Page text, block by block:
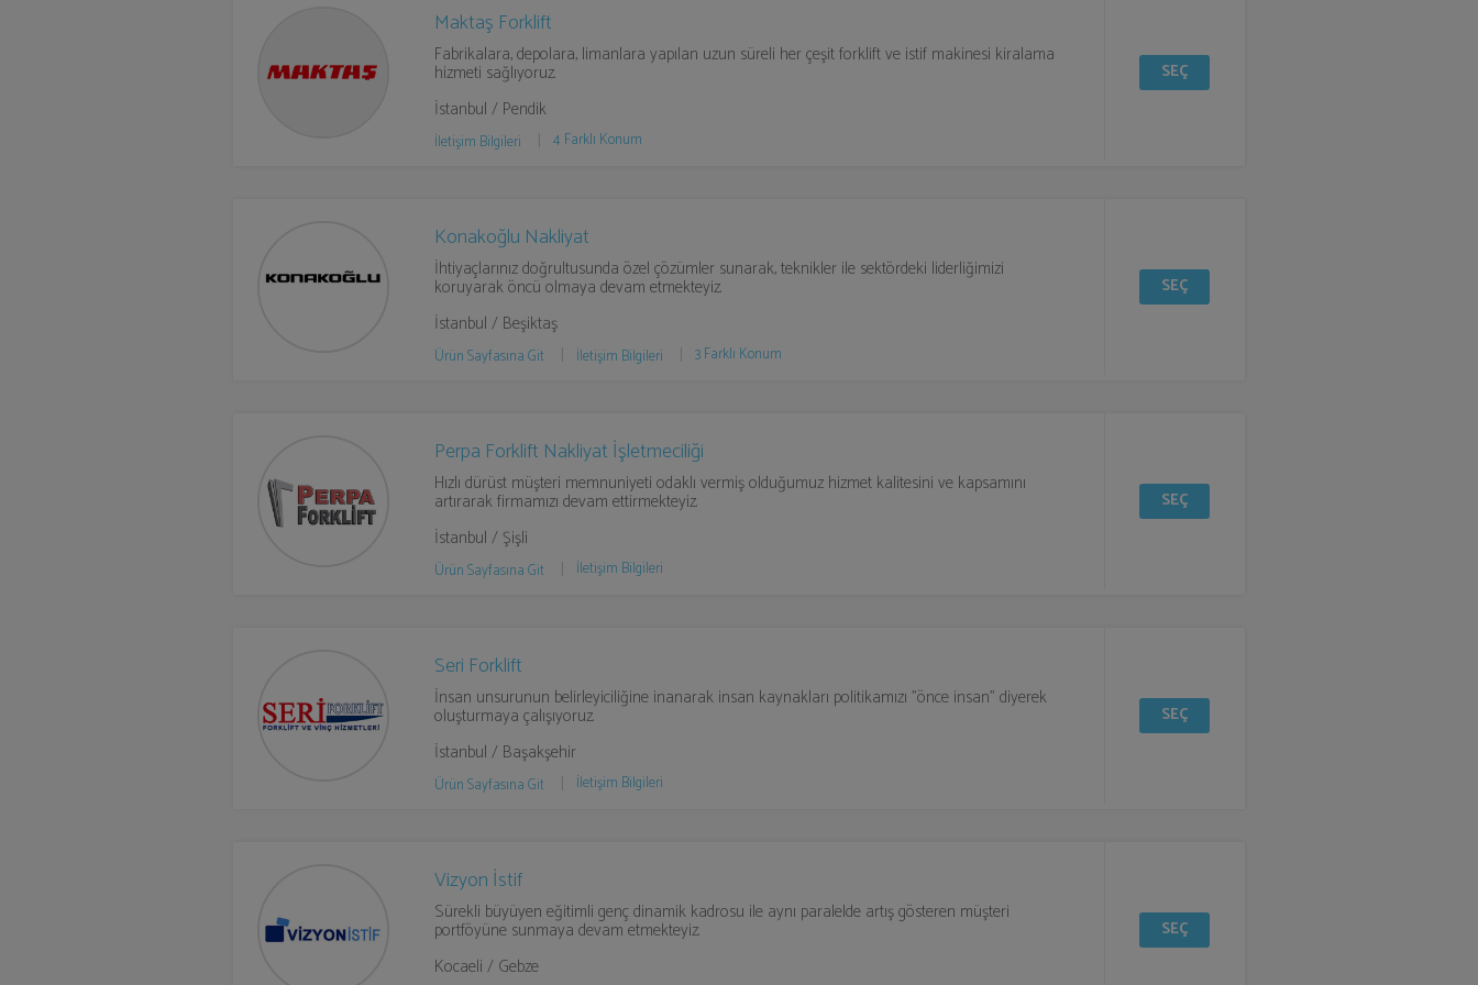
Maktaş Forklift
Fabrikalara, depolara, limanlara yapılan uzun süreli her çeşit forklift ve istif makinesi kiralama
hizmeti sağlıyoruz.
İstanbul / Pendik
İletişim Bilgileri 4 Farklı Konum
SEÇ
Konakoğlu Nakliyat
İhtiyaçlarınız doğrultusunda özel çözümler sunarak, teknikler ile sektördeki liderliğimizi
koruyarak öncü olmaya devam etmekteyiz.
İstanbul / Beşiktaş
Ürün Sayfasına Git İletişim Bilgileri 3 Farklı Konum
SEÇ
Perpa Forklift Nakliyat İşletmeciliği
Hızlı dürüst müşteri memnuniyeti odaklı vermiş olduğumuz hizmet kalitesini ve kapsamını
artırarak firmamızı devam ettirmekteyiz.
İstanbul / Şişli
Ürün Sayfasına Git İletişim Bilgileri
SEÇ
Seri Forklift
İnsan unsurunun belirleyiciliğine inanarak insan kaynakları politikamızı "önce insan" diyerek
oluşturmaya çalışıyoruz.
İstanbul / Başakşehir
Ürün Sayfasına Git İletişim Bilgileri
SEÇ
Vizyon İstif
Sürekli büyüyen eğitimli genç dinamik kadrosu ile aynı paralelde artış gösteren müşteri
portföyüne sunmaya devam etmekteyiz.
Kocaeli / Gebze
SEÇ